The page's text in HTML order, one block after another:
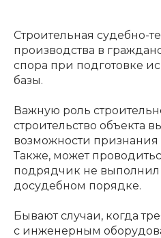
Строительная судебно-
производства в
спора при подготовке
базы.
Важную роль
строительство объекта
возможности признания
Также, может
подрядчик не выполнил
досудебном порядке.
Бывают случаи, когда
с инженерным